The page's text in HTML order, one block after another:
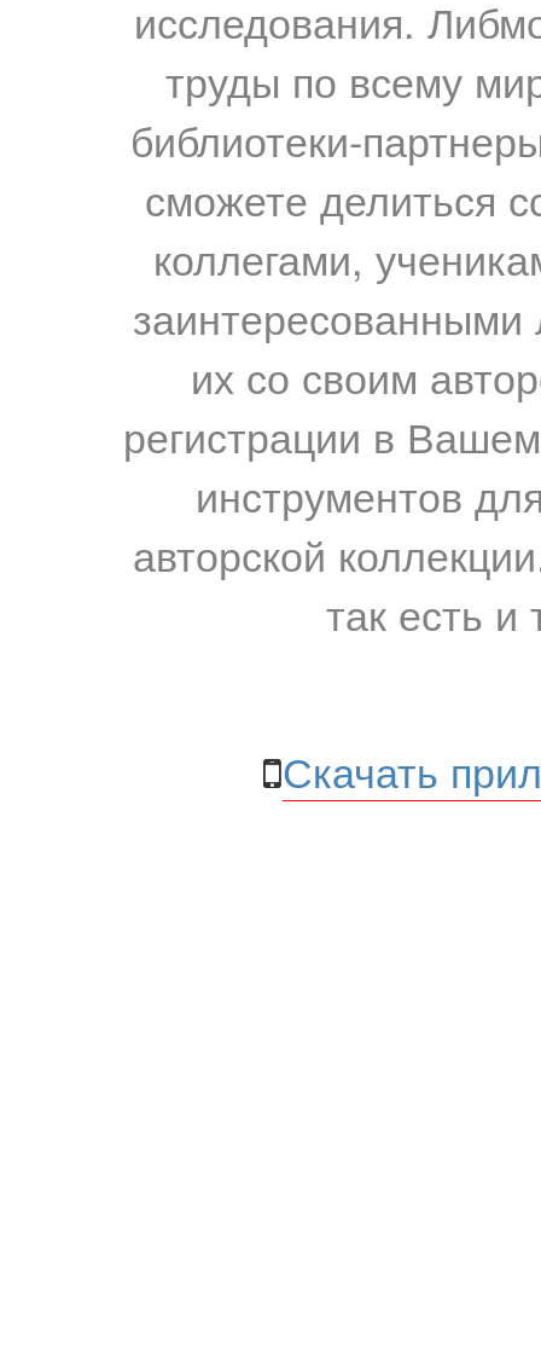
исследования.
труды по всему
библиотеки-
сможете делиться
коллегами,
их со своим
регистрации в
инструментов
авторской
так есть и
Скачать